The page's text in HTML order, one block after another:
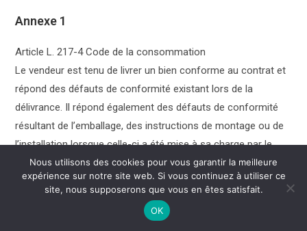
Annexe 1
Article L. 217-4 Code de la consommation
Le vendeur est tenu de livrer un bien conforme au contrat et
répond des défauts de conformité existant lors de la
délivrance. Il répond également des défauts de conformité
résultant de l’emballage, des instructions de montage ou de
l’installation lorsque celle-ci a été mise à sa charge par le
contrat ou a été réalisée sous sa responsabilité.
Article L. 217-5 Code de la consommation
Le bien est conforme au contrat :
Nous utilisons des cookies pour vous garantir la meilleure
expérience sur notre site web. Si vous continuez à utiliser ce
site, nous supposerons que vous en êtes satisfait.
OK